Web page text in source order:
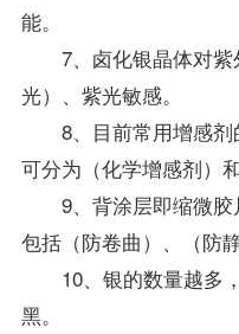
能。
7、卤化银晶体对紫
光）、紫光敏感。
8、目前常用增感剂
可分为（化学增感剂）
9、背涂层即缩微胶
包括（防卷曲）、（防
10、银的数量越多，
黑。